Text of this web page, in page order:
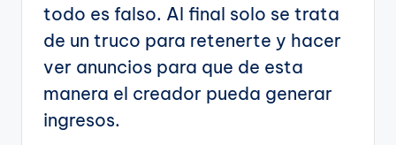
todo es falso. Al final solo se trata
de un truco para retenerte y hacer
ver anuncios para que de esta
manera el creador pueda generar
ingresos.